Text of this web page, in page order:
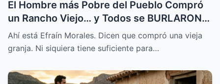
El Hombre más Pobre del Pueblo Compró
un Rancho Viejo… y Todos se BURLARON,
Hasta que Pasó Esto
Ahí está Efraín Morales. Dicen que compró una vieja
granja. Ni siquiera tiene suficiente para…